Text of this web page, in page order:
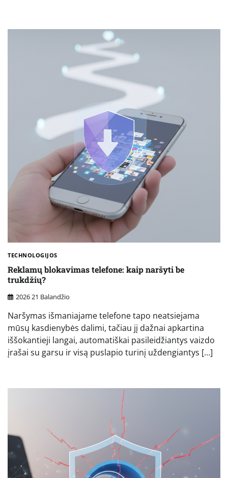
TECHNOLOGIJOS
Reklamų blokavimas telefone: kaip naršyti be
trukdžių?
2026 21 Balandžio
Naršymas išmaniajame telefone tapo neatsiejama
mūsų kasdienybės dalimi, tačiau jį dažnai apkartina
iššokantieji langai, automatiškai pasileidžiantys vaizdo
įrašai su garsu ir visą puslapio turinį uždengiantys […]